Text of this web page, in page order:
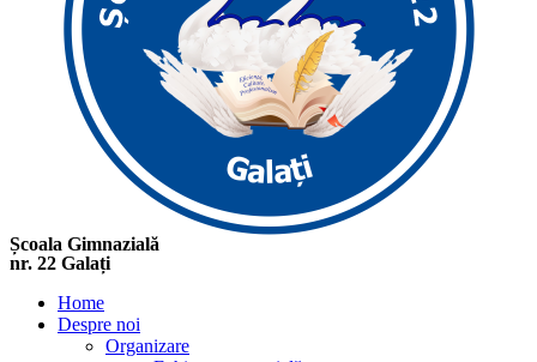
Școala Gimnazială
nr. 22 Galați
Home
Despre noi
Organizare